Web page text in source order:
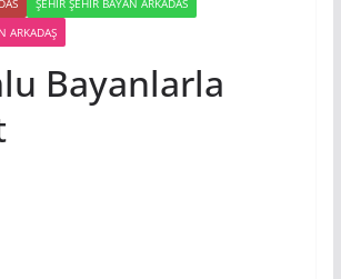
ARKADAŞ
Bayanlarla